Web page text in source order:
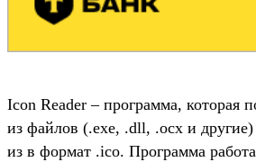
Icon Reader – программа, которая
из файлов (.exe, .dll, .ocx и другие)
из в формат .ico. Программа